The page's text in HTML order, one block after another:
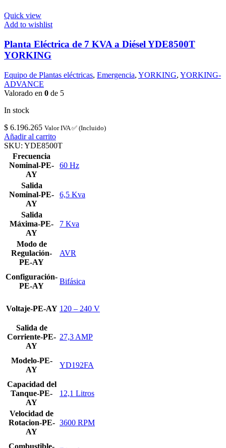
Quick view
Add to wishlist
Planta Eléctrica de 7 KVA a Diésel YDE8500T
YORKING
Equipo de Plantas eléctricas, Emergencia, YORKING, YORKING-
ADVANCE
Valorado en 0 de 5
In stock
$ 6.196.265 Valor IVA ✅ (Incluido)
Añadir al carrito
SKU: YDE8500T
Frecuencia
Nominal-PE-
AY
60 Hz
Salida
Nominal-PE-
AY
6,5 Kva
Salida
Máxima-PE-
AY
7 Kva
Modo de
Regulación-
PE-AY
AVR
Configuración-
PE-AY
Bifásica
Voltaje-PE-AY 120 – 240 V
Salida de
Corriente-PE-
AY
27,3 AMP
Modelo-PE-
AY
YD192FA
Capacidad del
Tanque-PE-
AY
12,1 Litros
Velocidad de
Rotacion-PE-
AY
3600 RPM
Combustible-